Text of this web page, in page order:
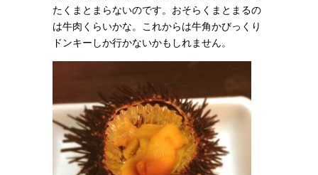
たくまとまらないのです。おそらくまとまるの
は牛肉くらいかな。これからは牛角かびっくり
ドンキーしか行かないかもしれません。